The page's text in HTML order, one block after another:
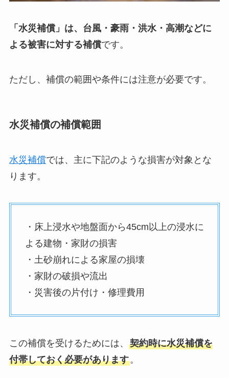
「水災補償」は、台風・豪雨・洪水・高潮などに
よる被害に対する補償です。
ただし、補償の範囲や条件には注意が必要です。
水災補償の補償範囲
水災補償では、主に下記のような損害が対象とな
ります。
・床上浸水や地盤面から45cm以上の浸水に
よる建物・家財の損害
・土砂崩れによる家屋の損壊
・家財の破損や流出
・災害後の片付け・修理費用
この補償を受けるためには、 契約時に水災補償を
付帯しておく必要があります。